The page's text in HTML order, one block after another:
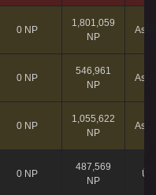
0 NP
1,801,059
NP
0 NP
546,961
NP
0 NP
1,055,622
NP
0 NP
487,569
NP